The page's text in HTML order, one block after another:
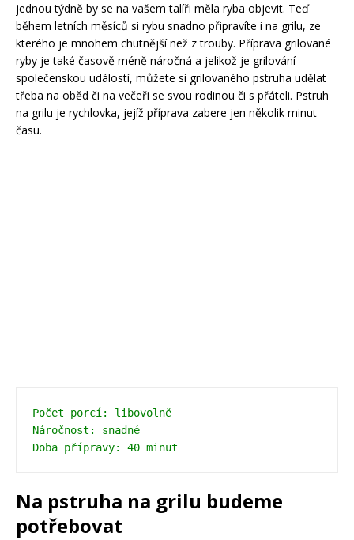
jednou týdně by se na vašem talíři měla ryba objevit. Teď
během letních měsíců si rybu snadno připravíte i na grilu, ze
kterého je mnohem chutnější než z trouby. Příprava grilované
ryby je také časově méně náročná a jelikož je grilování
společenskou událostí, můžete si grilovaného pstruha udělat
třeba na oběd či na večeři se svou rodinou či s přáteli. Pstruh
na grilu je rychlovka, jejíž příprava zabere jen několik minut
času.
Počet porcí: libovolně
Náročnost: snadné
Doba přípravy: 40 minut
Na pstruha na grilu budeme
potřebovat